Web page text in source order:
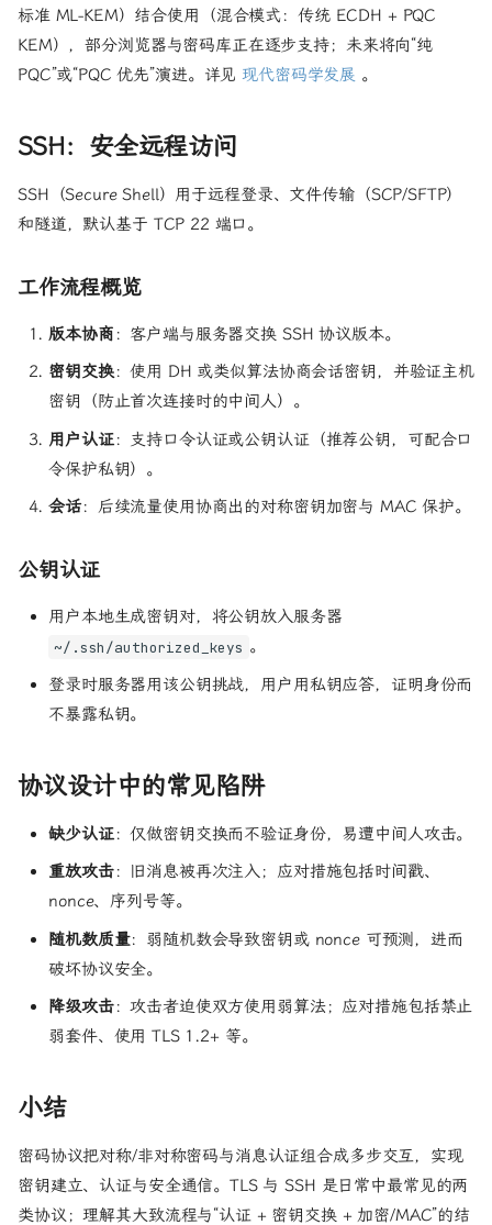
标准 ML-KEM）结合使用（混合模式：传统 ECDH + PQC
KEM），部分浏览器与密码库正在逐步支持；未来将向“纯
PQC”或“PQC 优先”演进。详见现代密码学发展 。
SSH：安全远程访问
SSH（Secure Shell）用于远程登录、文件传输（SCP/SFTP）
和隧道，默认基于 TCP 22 端口。
工作流程概览
版本协商 ：客户端与服务器交换 SSH 协议版本。
密钥交换：使用 DH 或类似算法协商会话密钥，并验证主机
密钥（防止首次连接时的中间人）。
用户认证：支持口令认证或公钥认证（推荐公钥，可配合口
令保护私钥）。
会话：后续流量使用协商出的对称密钥加密与 MAC 保护。
公钥认证
用户本地生成密钥对，将公钥放入服务器
~/.ssh/authorized_keys 。
登录时服务器用该公钥挑战，用户用私钥应答，证明身份而
不暴露私钥。
协议设计中的常见陷阱
缺少认证：仅做密钥交换而不验证身份，易遭中间人攻击。
重放攻击：旧消息被再次注入；应对措施包括时间戳、
nonce、序列号等。
随机数质量：弱随机数会导致密钥或 nonce 可预测，进而
破坏协议安全。
降级攻击：攻击者迫使双方使用弱算法；应对措施包括禁止
弱套件、使用 TLS 1.2+ 等。
小结
密码协议把对称/非对称密码与消息认证组合成多步交互，实现
密钥建立、认证与安全通信。TLS 与 SSH 是日常中最常见的两
类协议；理解其大致流程与“认证 + 密钥交换 + 加密/MAC”的结